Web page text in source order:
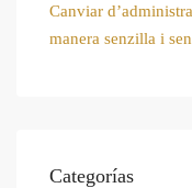
Canviar
manera senzilla i
Categorías